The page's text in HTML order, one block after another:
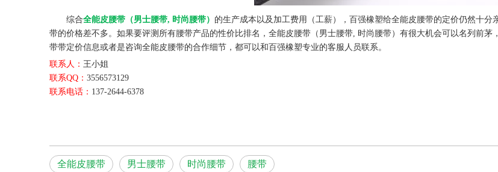
综合全能皮腰带（男士腰带, 时尚腰带） 的生产成本以及加工费用（工薪），百强橡塑给全能皮腰带的定价仍然十
带的价格差不多。如果要评测所有腰带产品的性价比排名，全能皮腰带（男士腰带, 时尚腰带）有很大机会可以名列前
带带定价信息或者是咨询全能皮腰带的合作细节，都可以和百强橡塑专业的客服人员联系。
联系人： 王小姐
联系QQ： 3556573129
联系电话： 137-2644-6378
全能皮腰带 男士腰带 时尚腰带 腰带